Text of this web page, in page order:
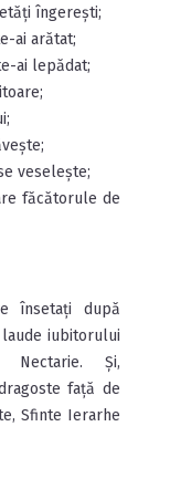
îngerești;
ai arătat;
ai lepădat;
veselește;
făcătorule de
însetați după
iubitorului
Nectarie. Și,
față de
Sfinte Ierarhe